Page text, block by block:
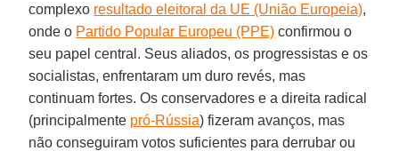
complexo resultado eleitoral da UE (União Europeia),
onde o Partido Popular Europeu (PPE) confirmou o
seu papel central. Seus aliados, os progressistas e os
socialistas, enfrentaram um duro revés, mas
continuam fortes. Os conservadores e a direita radical
(principalmente pró-Rússia) fizeram avanços, mas
não conseguiram votos suficientes para derrubar ou